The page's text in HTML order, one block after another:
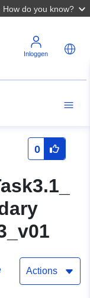
How do you know?
Inloggen
0
Actions